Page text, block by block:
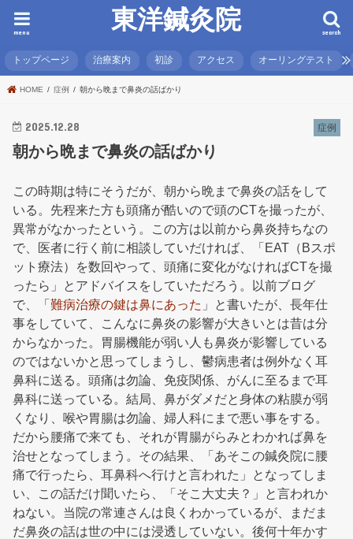
東洋鍼灸院 search
menu
トップページ 治療案内 初診 アクセス オーリングテスト
HOME 症例 朝から晩まで鼻炎の話ばかり
症例
2025.12.28
朝から晩まで鼻炎の話ばかり
この時期は特にそうだが、朝から晩まで鼻炎の話をして
いる。先程来た方も頭痛が酷いので頭のCTを撮ったが、
異常がなかったという。この方は以前から鼻炎持ちなの
で、医者に行く前に相談していだければ、「EAT（Bスポ
ット療法）を数回やって、頭痛に変化がなければCTを撮
ったら」とアドバイスをしていただろう。以前ブログ
で、「難病治療の鍵は鼻にあった 」と書いたが、長年仕
事をしていて、こんなに鼻炎の影響が大きいとは昔は分
からなかった。胃腸機能が弱い人も鼻炎が影響している
のではないかと思ってしまうし、鬱病患者は例外なく耳
鼻科に送る。頭痛は勿論、免疫関係、がんに至るまで耳
鼻科に送っている。結局、鼻がダメだと身体の粘膜が弱
くなり、喉や胃腸は勿論、婦人科にまで悪い事をする。
だから腰痛で来ても、それが胃腸がらみとわかれば鼻を
治せとなってしまう。その結果、「あそこの鍼灸院に腰
痛で行ったら、耳鼻科へ行けと言われた」となってしま
い、この話だけ聞いたら、「そこ大丈夫？」と言われか
ねない。当院の常連さんは良くわかっているが、まだま
だ鼻炎の話は世の中には浸透していない。後何十年かす